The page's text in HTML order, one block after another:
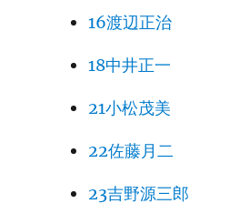
16渡辺正治
18中井正一
21小松茂美
22佐藤月二
23吉野源三郎